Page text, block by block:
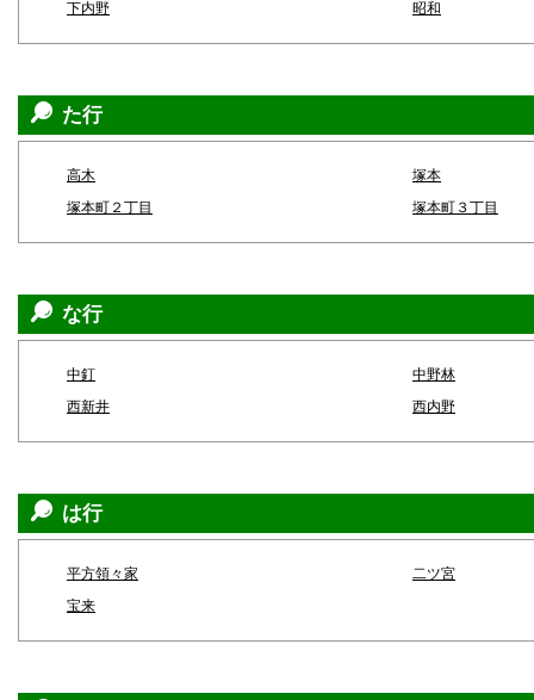
下内野
昭和
た行
高木
塚本
塚本町２丁目
塚本町３丁目
な行
中釘
中野林
西新井
西内野
は行
平方領々家
二ツ宮
宝来